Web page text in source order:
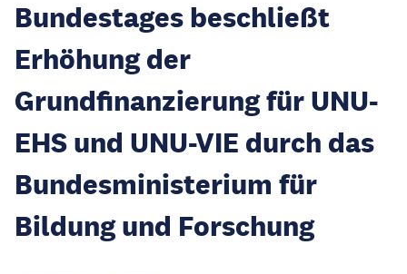
Bundestages beschließt
Erhöhung der
Grundfinanzierung für UNU-
EHS und UNU-VIE durch das
Bundesministerium für
Bildung und Forschung